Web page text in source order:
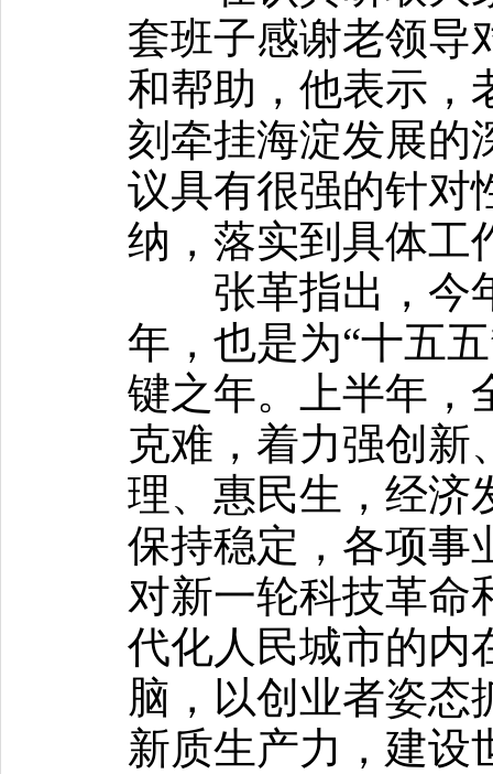
套班子感谢老领导
和帮助，他表示，
刻牵挂海淀发展的
议具有很强的针对
纳，落实到具体工
张革指出，今年
年，也是为“十五
键之年。上半年，
克难，着力强创新
理、惠民生，经济
保持稳定，各项事
对新一轮科技革命
代化人民城市的内
脑，以创业者姿态
新质生产力，建设